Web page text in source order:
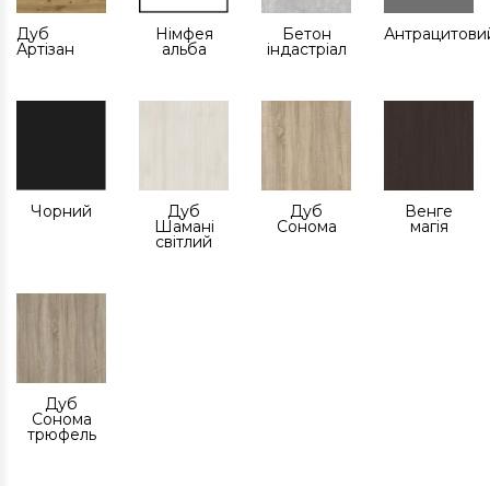
Дуб
Артізан
Німфея
альба
Бетон
індастріал
Чорний Дуб
Шамані
світлий
Дуб
Сонома
Венге
магія
Дуб
Сонома
трюфель